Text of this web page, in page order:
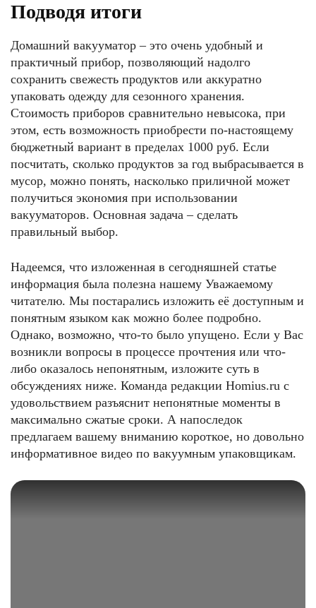
Подводя итоги
Домашний вакууматор – это очень удобный и
практичный прибор, позволяющий надолго
сохранить свежесть продуктов или аккуратно
упаковать одежду для сезонного хранения.
Стоимость приборов сравнительно невысока, при
этом, есть возможность приобрести по-настоящему
бюджетный вариант в пределах 1000 руб. Если
посчитать, сколько продуктов за год выбрасывается в
мусор, можно понять, насколько приличной может
получиться экономия при использовании
вакууматоров. Основная задача – сделать
правильный выбор.
Надеемся, что изложенная в сегодняшней статье
информация была полезна нашему Уважаемому
читателю. Мы постарались изложить её доступным и
понятным языком как можно более подробно.
Однако, возможно, что-то было упущено. Если у Вас
возникли вопросы в процессе прочтения или что-
либо оказалось непонятным, изложите суть в
обсуждениях ниже. Команда редакции Homius.ru с
удовольствием разъяснит непонятные моменты в
максимально сжатые сроки. А напоследок
предлагаем вашему вниманию короткое, но довольно
информативное видео по вакуумным упаковщикам.